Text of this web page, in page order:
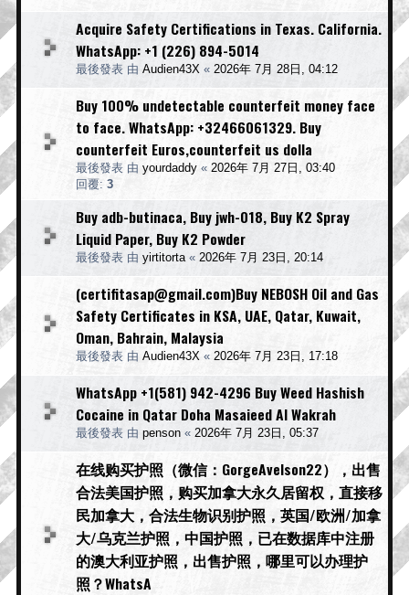
Acquire Safety Certifications in Texas. California.
WhatsApp: +1 (226) 894-5014
最後發表 由 Audien43X « 2026年 7月 28日, 04:12
Buy 100% undetectable counterfeit money face
to face. WhatsApp: +32466061329. Buy
counterfeit Euros,counterfeit us dolla
最後發表 由 yourdaddy « 2026年 7月 27日, 03:40
回覆: 3
Buy adb-butinaca, Buy jwh-018, Buy K2 Spray
Liquid Paper, Buy K2 Powder
最後發表 由 yirtitorta« 2026年 7月 23日, 20:14
(certifitasap@gmail.com)Buy NEBOSH Oil and Gas
Safety Certificates in KSA, UAE, Qatar, Kuwait,
Oman, Bahrain, Malaysia
最後發表 由 Audien43X « 2026年 7月 23日, 17:18
WhatsApp +1(581) 942-4296 Buy Weed Hashish
Cocaine in Qatar Doha Masaieed Al Wakrah
最後發表 由 penson « 2026年 7月 23日, 05:37
在线购买护照（微信：GorgeAvelson22），出售
合法美国护照，购买加拿大永久居留权，直接移
民加拿大，合法生物识别护照，英国/欧洲/加拿
大/乌克兰护照，中国护照，已在数据库中注册
的澳大利亚护照，出售护照，哪里可以办理护
照？WhatsA